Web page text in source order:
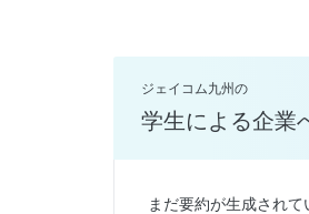
ジェイコム九州の
学生による企業
まだ要約が生成されて